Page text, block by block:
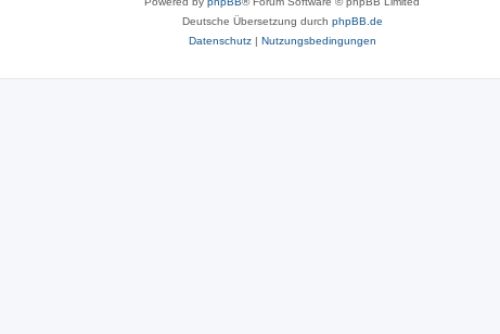
Deutsche Übersetzung durch phpBB.de
Datenschutz| Nutzungsbedingungen